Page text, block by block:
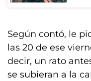
Según contó, le
las 20 de ese
decir, un rato
se subieran a la